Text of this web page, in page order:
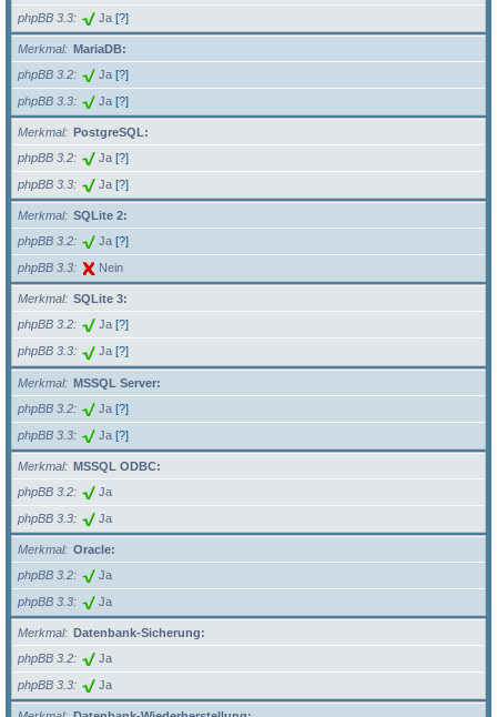
phpBB 3.3 Ja [?]
Merkmal
MariaDB:
phpBB 3.2
Ja [?]
phpBB 3.3 Ja [?]
Merkmal
PostgreSQL:
phpBB 3.2
Ja [?]
phpBB 3.3 Ja [?]
Merkmal
SQLite 2:
phpBB 3.2
Ja [?]
phpBB 3.3 Nein
Merkmal
SQLite 3:
phpBB 3.2
Ja [?]
phpBB 3.3 Ja [?]
Merkmal
MSSQL Server:
phpBB 3.2
Ja [?]
phpBB 3.3 Ja [?]
Merkmal
MSSQL ODBC:
phpBB 3.2
Ja
phpBB 3.3 Ja
Merkmal
Oracle:
phpBB 3.2
Ja
phpBB 3.3 Ja
Merkmal
Datenbank-Sicherung:
phpBB 3.2
Ja
phpBB 3.3 Ja